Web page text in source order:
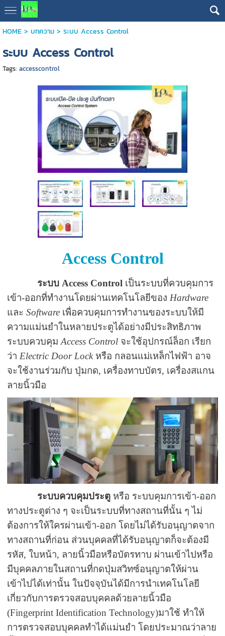
HOME> บทความ> ระบบ Access Control
ระบบ Access Control
Tags: accesscontrol
Access Control
ระบบ Access Control เป็นระบบที่ควบคุมการ
เข้า-ออกที่ทำงานโดยผ่านเทคโนโลยีของ Hardware
และSoftware เพื่อควบคุมการทำงานของระบบให้มี
ความแม่นยำในหลายประตูได้อย่างมีประสิทธิภาพ
ระบบควบคุมAccess Control จะใช้อุปกรณ์ล็อก เรียก
ว่า Electric Door Lockหรือ กลอนแม่เหล็กไฟฟ้า อาจ
จะใช้งานร่วมกับ ปุ่มกด, เครื่องทาบบัตร, เครื่องสแกน
ลายนิ้วมือ
ระบบควบคุมประตู หรือ ระบบคุมการเข้า-ออก
ทางประตูต่าง ๆ จะเป็นระบบที่ทางสถานที่นั้น ๆ ไม่
ต้องการให้ใครผ่านเข้า-ออก โดยไม่ได้รับอนุญาตจาก
ทางสถานที่ก่อน ส่วนบุคคลที่ได้รับอนุญาตก็จะต้องมี
รหัส, ใบหน้า, ลายนิ้วมือหรือบัตรทาบ ผ่านเข้าไปหรือ
มีบุคคลภายในสถานที่กดปุ่มสวิทซ์อนุญาตให้ผ่าน
เข้าไปได้เท่านั้น ในปัจจุบันได้มีการนำเทคโนโลยี
เกี่ยวกับการตรวจสอบบุคคลด้วยลายนิ้วมือ
(Fingerprint Identification Technology)มาใช้ ทำให้
การตรวจสอบบุคคลทำได้แม่นยำ โดยประมาณว่าลาย